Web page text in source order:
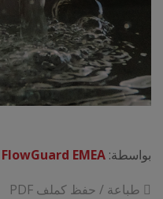
بواسطة: FlowGuard EMEA
طباعة / حفظ كملف PDF